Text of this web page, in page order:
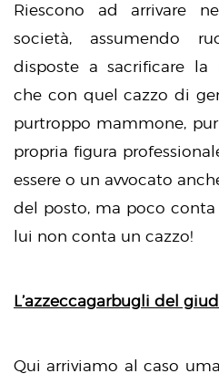
Riescono ad arrivare
società, assumendo
disposte a sacrificare
che con quel cazzo di
purtroppo mammone,
propria figura
essere o un avvocato
del posto, ma poco
lui non conta un cazzo!
L’azzeccagarbugli del
Qui arriviamo al caso